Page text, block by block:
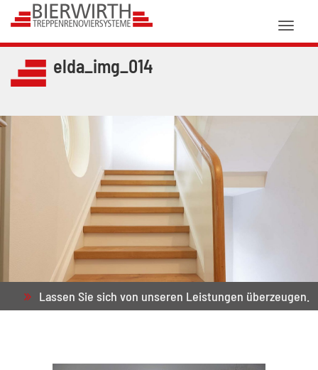
elda_img_014
Lassen Sie sich von unseren Leistungen überzeugen.